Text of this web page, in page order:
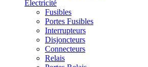
Electricité
Fusibles
Portes Fusibles
Interrupteurs
Disjoncteurs
Connecteurs
Relais